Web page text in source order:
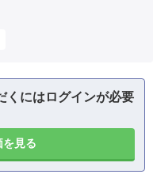
くにはログインが必要
を見る